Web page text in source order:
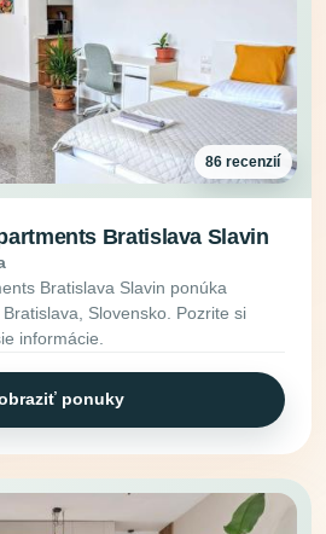
86 recenzií
Bratislava Slavin
Bratislava Slavin ponúka
Slovensko. Pozrite si
informácie.
ponuky